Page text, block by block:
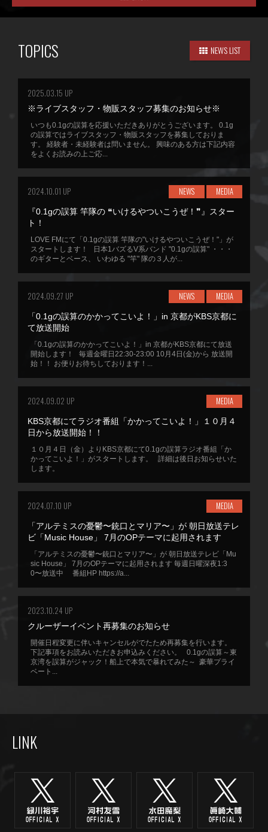
TOPICS NEWS LIST
2025.03.15 UP
※ライブスタッフ・物販スタッフ募集のお知らせ※
いつも0.1gの誤算を応援いただきありがとうございます。 0.1g
の誤算ではライブスタッフ・物販スタッフを募集しておりま
す。 経験者・未経験者は問いません。 興味のある方は下記内容
をよくお読みの上ご応...
2024.10.01 UP NEWS MEDIA
『0.1gの誤算 竿隊の ❝いけるやついこうぜ！❞』スター
ト！
LOVE FMにて「0.1gの誤算 竿隊の"いけるやついこうぜ！"」が
スタートします！ 日本1バズるV系バンド "0.1gの誤算" ・・・
のギターとベース、 いわゆる "竿" 隊の３人が...
2024.09.27 UP NEWS MEDIA
「0.1gの誤算のかかってこいよ！」in 京都がKBS京都に
て放送開始
「0.1gの誤算のかかってこいよ！」in 京都がKBS京都にて放送
開始します！ 毎週金曜日22:30-23:00 10月4日(金)から 放送開
始！！ お便りお待ちしております！...
2024.09.02 UP MEDIA
KBS京都にてラジオ番組「かかってこいよ！」１０月４
日から放送開始！！
１０月４日（金）よりKBS京都にて0.1gの誤算ラジオ番組「か
かってこいよ！」がスタートします。 詳細は後日お知らせいた
します。
2024.07.10 UP MEDIA
「アルテミスの憂鬱〜銃口とマリア〜」が 朝日放送テレ
ビ「Music House」 7月のOPテーマに起用されます
「アルテミスの憂鬱〜銃口とマリア〜」が 朝日放送テレビ「Mu
sic House」 7月のOPテーマに起用されます 毎週日曜深夜1:3
0〜放送中 番組HP https://a...
2023.10.24 UP
クルーザーイベント再募集のお知らせ
開催日程変更に伴いキャンセルがでたため再募集を行います。
下記事項をお読みいただきお申込みください。 0.1gの誤算～東
京湾を誤算がジャック！船上で本気で暴れてみた～ 豪華プライ
ベート...
LINK